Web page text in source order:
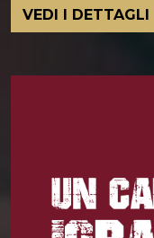
VEDI I DETTAGLI